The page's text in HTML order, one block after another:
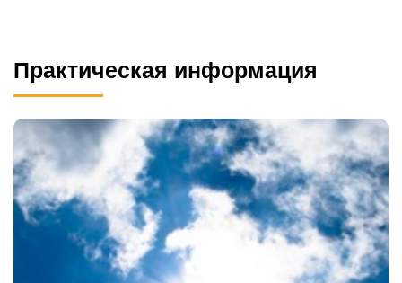
Практическая информация